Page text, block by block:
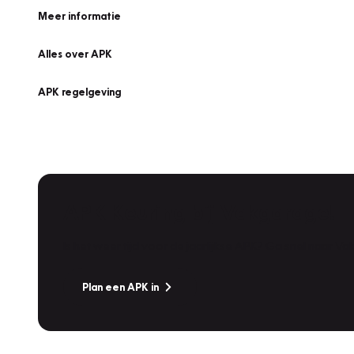
Meer informatie
Alles over APK
APK regelgeving
Plan een APK in